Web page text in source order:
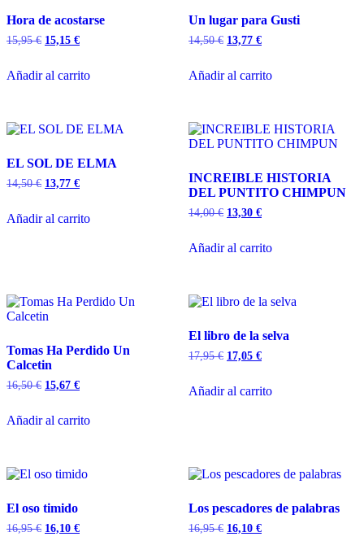
Hora de acostarse
15,95€ 15,15 €
Añadir al carrito
Un lugar para Gusti
14,50€ 13,77 €
Añadir al carrito
EL SOL DE ELMA
14,50€ 13,77 €
Añadir al carrito
INCREIBLE HISTORIA
DEL PUNTITO CHIMPUN
14,00€ 13,30 €
Añadir al carrito
Tomas Ha Perdido Un
Calcetin
16,50€ 15,67 €
Añadir al carrito
El libro de la selva
17,95€ 17,05 €
Añadir al carrito
El oso timido
16,95€ 16,10 €
Los pescadores de palabras
16,95€ 16,10 €